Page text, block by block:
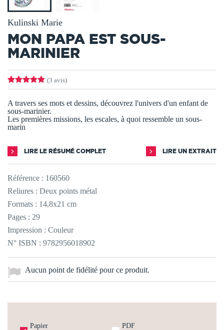
Kulinski Marie
MON PAPA EST SOUS-
MARINIER
(3 avis)
A travers ses mots et dessins, découvrez l'univers d'un enfant de
sous-marinier.
Les premières missions, les escales, à quoi ressemble un sous-
marin
LIRE LE RÉSUMÉ COMPLET LIRE UN EXTRAIT
Référence : 160560
Reliures : Deux points métal
Formats : 14,8x21 cm
Pages : 29
Impression : Couleur
N° ISBN : 9782956018902
Aucun point de fidélité pour ce produit.
Papier PDF